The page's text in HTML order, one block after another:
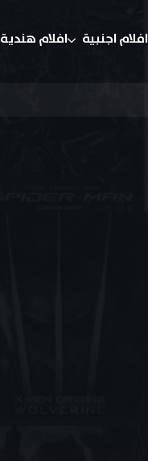
افلام اجنبية افلام هندية